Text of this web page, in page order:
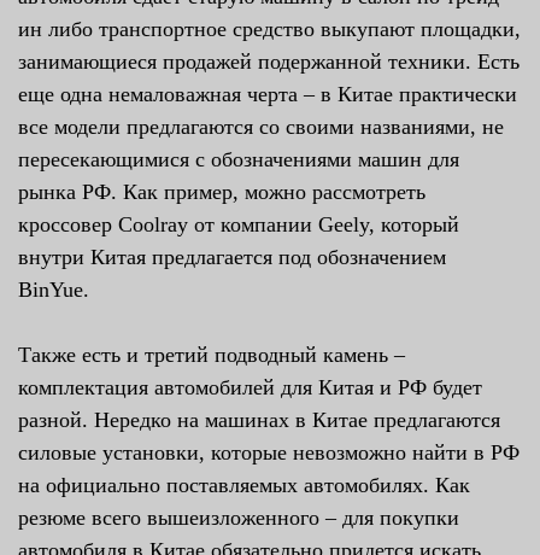
ин либо транспортное средство выкупают площадки,
занимающиеся продажей подержанной техники. Есть
еще одна немаловажная черта – в Китае практически
все модели предлагаются со своими названиями, не
пересекающимися с обозначениями машин для
рынка РФ. Как пример, можно рассмотреть
кроссовер Coolray от компании Geely, который
внутри Китая предлагается под обозначением
BinYue.
Также есть и третий подводный камень –
комплектация автомобилей для Китая и РФ будет
разной. Нередко на машинах в Китае предлагаются
силовые установки, которые невозможно найти в РФ
на официально поставляемых автомобилях. Как
резюме всего вышеизложенного – для покупки
автомобиля в Китае обязательно придется искать